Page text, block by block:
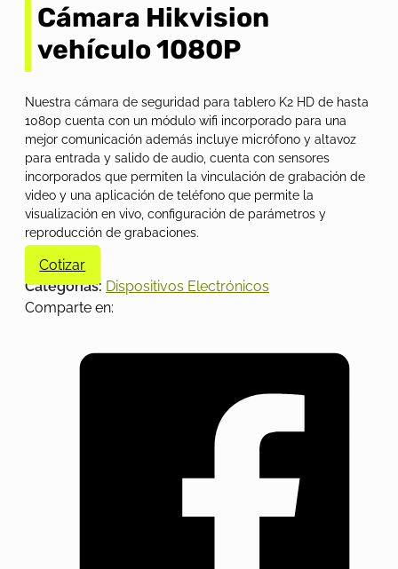
Cámara Hikvision
vehículo 1080P
Nuestra cámara de seguridad para tablero K2 HD de hasta
1080p cuenta con un módulo wifi incorporado para una
mejor comunicación además incluye micrófono y altavoz
para entrada y salido de audio, cuenta con sensores
incorporados que permiten la vinculación de grabación de
video y una aplicación de teléfono que permite la
visualización en vivo, configuración de parámetros y
reproducción de grabaciones.
Cotizar
Categorías: Dispositivos Electrónicos
Comparte en: